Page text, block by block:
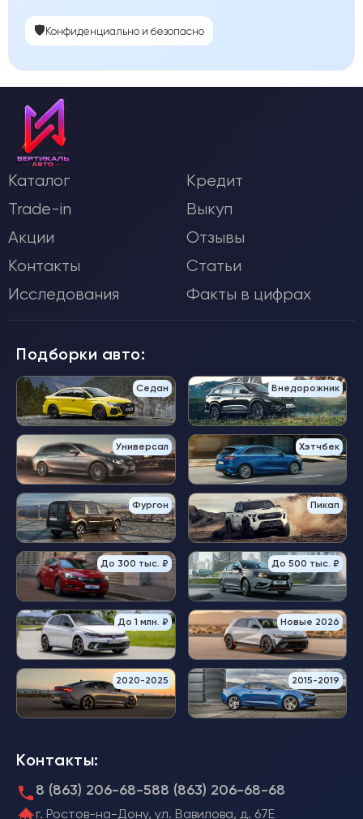
🛡️Конфиденциально и безопасно
Каталог
Кредит
Trade-in
Выкуп
Акции
Отзывы
Контакты
Статьи
Исследования
Факты в цифрах
Подборки авто:
Седан Внедорожник
Универсал Хэтчбек
Фургон Пикап
До 300 тыс. ₽ До 500 тыс. ₽
До 1 млн. ₽ Новые 2026
2020-2025 2015-2019
Контакты:
8 (863) 206-68-588 (863) 206-68-68
г. Ростов-на-Дону, ул. Вавилова, д. 67Е